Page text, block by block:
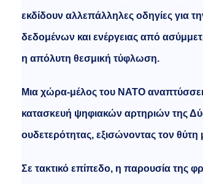
εκδίδουν αλλεπάλληλες οδηγίες για
δεδομένων και ενέργειας από
η απόλυτη θεσμική τύφλωση.
Μια χώρα-μέλος του ΝΑΤΟ αναπτύσσει
κατασκευή ψηφιακών αρτηριών της
ουδετερότητας, εξισώνοντας τον θύτη
Σε τακτικό επίπεδο, η παρουσία της